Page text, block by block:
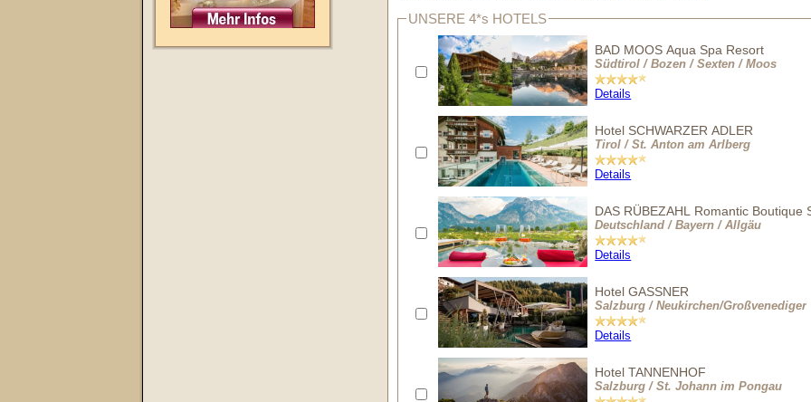
UNSERE 4*s HOTELS
BAD MOOS Aqua Spa Resort
Südtirol / Bozen / Sexten / Moos
Details
Hotel SCHWARZER ADLER
Tirol / St. Anton am Arlberg
Details
DAS RÜBEZAHL Romantic Boutique
Deutschland / Bayern / Allgäu
Details
Hotel GASSNER
Salzburg / Neukirchen/Großvenediger
Details
Hotel TANNENHOF
Salzburg / St. Johann im Pongau